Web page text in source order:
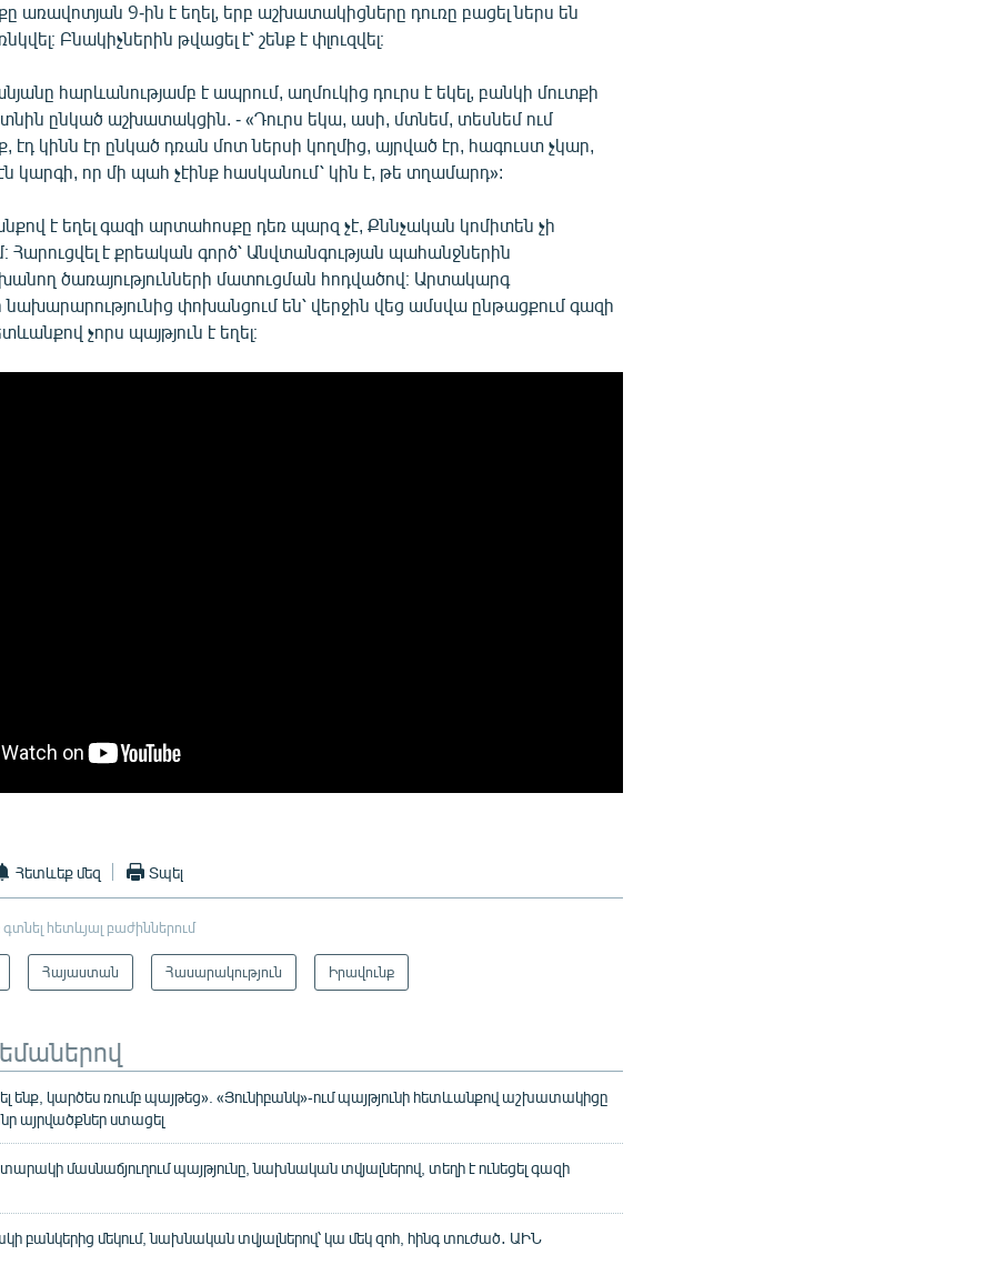
առավոտյան 9-ին է եղել, երբ աշխատակիցները դուռը բացել ներս են
Բնակիչներին թվացել է՝ շենք է փլուզվել։
հարևանությամբ է ապրում, աղմուկից դուրս է եկել, բանկի մուտքի
ընկած աշխատակցին. - «Դուրս եկա, ասի, մտնեմ, տեսնեմ ում
էդ կինն էր ընկած դռան մոտ ներսի կողմից, այրված էր, հագուստ չկար,
կարգի, որ մի պահ չէինք հասկանում՝ կին է, թե տղամարդ»:
է եղել գազի արտահոսքը դեռ պարզ չէ, Քննչական կոմիտեն չի
Հարուցվել է քրեական գործ՝ Անվտանգության պահանջներին
ծառայությունների մատուցման հոդվածով։ Արտակարգ
փոխանցում են՝ վերջին վեց ամսվա ընթացքում գազի
չորս պայթյուն է եղել։
Հետևեք մեզ Տպել
հետևյալ բաժիններում
Հայաստան Հասարակություն Իրավունք
ենք, կարծես ռումբ պայթեց». «Յունիբանկ»-ում պայթյունի հետևանքով աշխատակիցը
այրվածքներ ստացել
մասնաճյուղում պայթյունը, նախնական տվյալներով, տեղի է ունեցել գազի
բանկերից մեկում, նախնական տվյալներով՝ կա մեկ զոհ, հինգ տուժած․ ԱԻՆ